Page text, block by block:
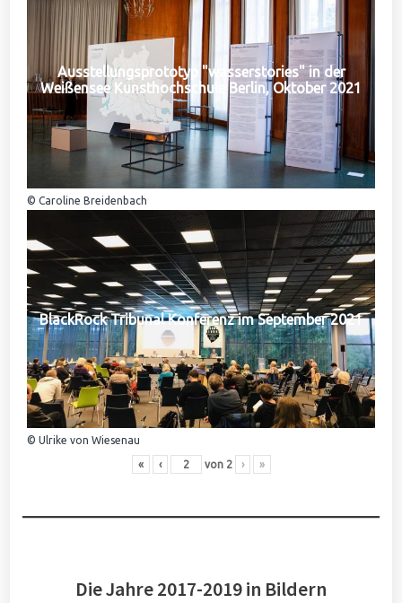
Ausstellungsprototyp "wasserstories" in der
Weißensee Kunsthochschule Berlin, Oktober 2021
© Caroline Breidenbach
BlackRock Tribunal Konferenz im September 2021
© Ulrike von Wiesenau
« ‹ von 2 › »
Die Jahre 2017-2019 in Bildern